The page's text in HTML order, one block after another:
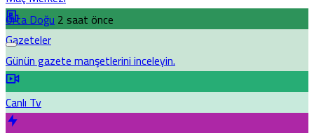
Gazeteler
Günün gazete manşetlerini inceleyin.
Canlı Tv
Orta Doğu2 saat önce